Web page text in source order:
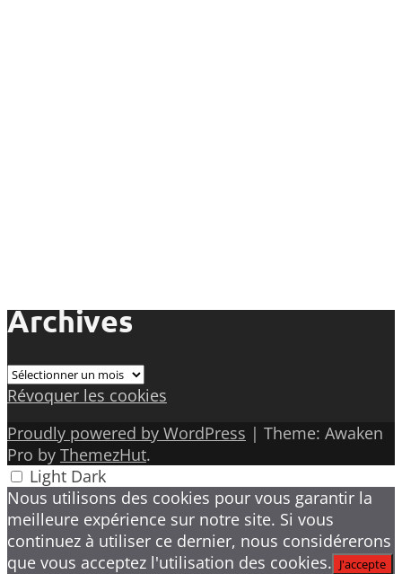
Archives
Archives
Révoquer les cookies
Proudly powered by WordPress | Theme: Awaken
Pro by ThemezHut.
Light Dark
Nous utilisons des cookies pour vous garantir la
meilleure expérience sur notre site. Si vous
continuez à utiliser ce dernier, nous considérerons
que vous acceptez l'utilisation des cookies. J'accepte